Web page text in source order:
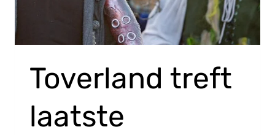
Toverland treft
laatste